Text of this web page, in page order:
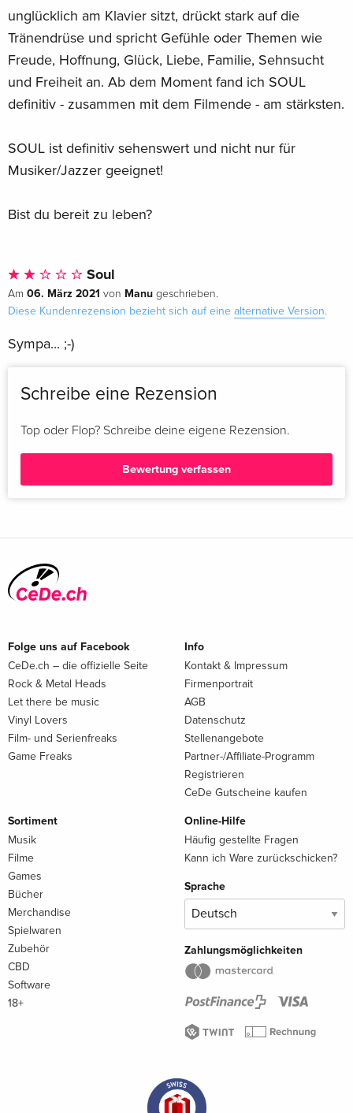
unglücklich am Klavier sitzt, drückt stark auf die
Tränendrüse und spricht Gefühle oder Themen wie
Freude, Hoffnung, Glück, Liebe, Familie, Sehnsucht
und Freiheit an. Ab dem Moment fand ich SOUL
definitiv - zusammen mit dem Filmende - am stärksten.
SOUL ist definitiv sehenswert und nicht nur für
Musiker/Jazzer geeignet!
Bist du bereit zu leben?
Soul
Am 06. März 2021 von Manu geschrieben.
Diese Kundenrezension bezieht sich auf eine alternative Version.
Sympa... ;-)
Schreibe eine Rezension
Top oder Flop? Schreibe deine eigene Rezension.
Bewertung verfassen
Folge uns auf Facebook
CeDe.ch – die offizielle Seite
Rock & Metal Heads
Let there be music
Vinyl Lovers
Film- und Serienfreaks
Game Freaks
Info
Kontakt & Impressum
Firmenportrait
AGB
Datenschutz
Stellenangebote
Partner-/Affiliate-Programm
Registrieren
CeDe Gutscheine kaufen
Sortiment
Musik
Filme
Games
Bücher
Merchandise
Spielwaren
Zubehör
CBD
Software
18+
Online-Hilfe
Häufig gestellte Fragen
Kann ich Ware zurückschicken?
Sprache
Zahlungsmöglichkeiten